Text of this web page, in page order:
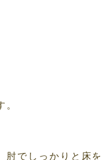
。
肘でしっかりと床を